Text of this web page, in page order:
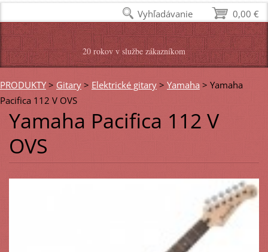
20 rokov v službe zákazníkom
PRODUKTY > Gitary > Elektrické gitary > Yamaha > Yamaha
Pacifica 112 V OVS
Yamaha Pacifica 112 V
OVS
0,00 €
Vyhľadávanie